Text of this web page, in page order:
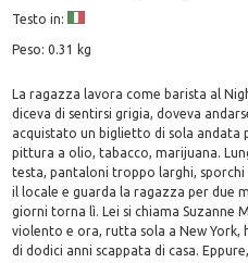
Testo in:
Peso: 0.31 kg
La ragazza lavora come barista al
diceva di sentirsi grigia, doveva
acquistato un biglietto di sola andata
pittura a olio, tabacco, marijuana.
testa, pantaloni troppo larghi, sporchi
il locale e guarda la ragazza per due
giorni torna lì. Lei si chiama Suzanne
violento e ora, rutta sola a New
di dodici anni scappata di casa.